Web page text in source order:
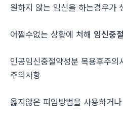
원하지 않는 임신을 하는경우가
어쩔수없는 상황에 처해 임신중절
인공임신중절약성분 복용후주
주의사항
옳지않은 피임방법을 사용하거